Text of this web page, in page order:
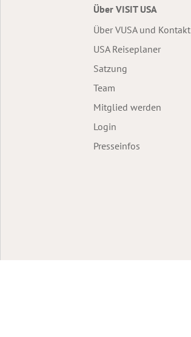
Über VISIT USA
Über VUSA und Kontakt
USA Reiseplaner
Satzung
Team
Mitglied werden
Login
Presseinfos